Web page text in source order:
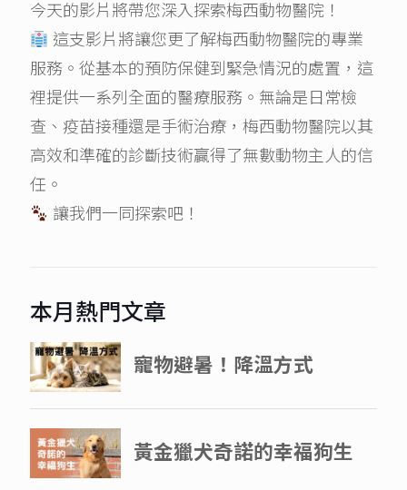
今天的影片將帶您深入探索梅西動物醫院！
這支影片將讓您更了解梅西動物醫院的專業
服務。從基本的預防保健到緊急情況的處置，這
裡提供一系列全面的醫療服務。無論是日常檢
查、疫苗接種還是手術治療，梅西動物醫院以其
高效和準確的診斷技術贏得了無數動物主人的信
任。
讓我們一同探索吧！
本月熱門文章